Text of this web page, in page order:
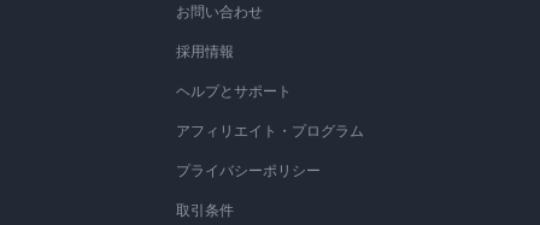
お問い合わせ
採用情報
ヘルプとサポート
アフィリエイト・プログラム
プライバシーポリシー
取引条件